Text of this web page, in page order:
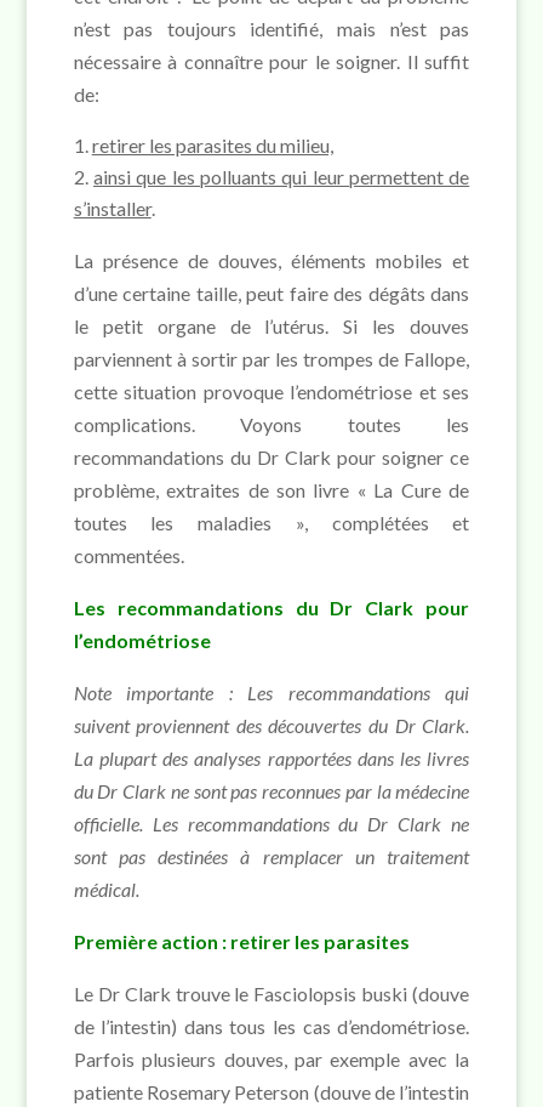
n’est pas toujours identifié, mais n’est pas
nécessaire à connaître pour le soigner. Il suffit
de:
retirer les parasites du milieu,
ainsi que les polluants qui leur permettent de
s’installer.
La présence de douves, éléments mobiles et
d’une certaine taille, peut faire des dégâts dans
le petit organe de l’utérus. Si les douves
parviennent à sortir par les trompes de Fallope,
cette situation provoque l’endométriose et ses
complications. Voyons toutes les
recommandations du Dr Clark pour soigner ce
problème, extraites de son livre « La Cure de
toutes les maladies », complétées et
commentées.
Les recommandations du Dr Clark pour
l’endométriose
Note importante : Les recommandations qui
suivent proviennent des découvertes du Dr Clark.
La plupart des analyses rapportées dans les livres
du Dr Clark ne sont pas reconnues par la médecine
officielle. Les recommandations du Dr Clark ne
sont pas destinées à remplacer un traitement
médical.
Première action : retirer les parasites
Le Dr Clark trouve le Fasciolopsis buski (douve
de l’intestin) dans tous les cas d’endométriose.
Parfois plusieurs douves, par exemple avec la
patiente Rosemary Peterson (douve de l’intestin